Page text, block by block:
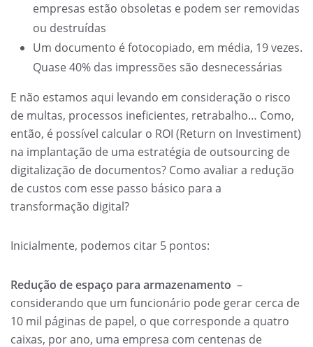
empresas estão obsoletas e podem ser removidas
ou destruídas
Um documento é fotocopiado, em média, 19 vezes.
Quase 40% das impressões são desnecessárias
E não estamos aqui levando em consideração o risco
de multas, processos ineficientes, retrabalho… Como,
então, é possível calcular o ROI (Return on Investiment)
na implantação de uma estratégia de outsourcing de
digitalização de documentos? Como avaliar a redução
de custos com esse passo básico para a
transformação digital?
Inicialmente, podemos citar 5 pontos:
Redução de espaço para armazenamento –
considerando que um funcionário pode gerar cerca de
10 mil páginas de papel, o que corresponde a quatro
caixas, por ano, uma empresa com centenas de